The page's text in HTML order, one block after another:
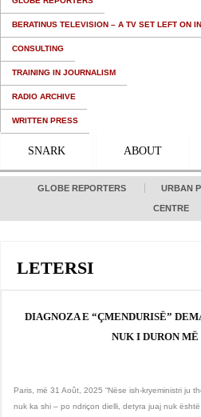
BERATINUS TELEVISION – A TV SET LEFT ON
CONSULTING
TRAINING IN JOURNALISM
RADIO ARCHIVE
WRITTEN PRESS
SNARK ABOUT
GLOBE REPORTERS URBAN
CENTRE
LETERSI
DIAGNOZA E “ÇMENDURISË”
NUK I DURON
Paris, më 31 Août, 2025 “Nëse ish-kryeministri ju
nuk ka shi – po ndriçon dielli, detyra juaj nuk